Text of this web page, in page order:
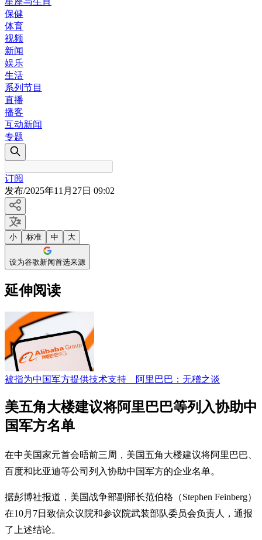
保健
体育
视频
新闻
娱乐
生活
系列节目
直播
播客
互动新闻
专题
订阅
发布/2025年11月27日 09:02
小 标准 中 大
设为谷歌新闻首选来源
延伸阅读
被指为中国军方提供技术支持 阿里巴巴：无稽之谈
美五角大楼建议将阿里巴巴等列入协助中
国军方名单
在中美国家元首会晤前三周，美国五角大楼建议将阿里巴巴、
百度和比亚迪等公司列入协助中国军方的企业名单。
据彭博社报道，美国战争部副部长范伯格（Stephen Feinberg）
在10月7日致信众议院和参议院武装部队委员会负责人，通报
了上述结论。